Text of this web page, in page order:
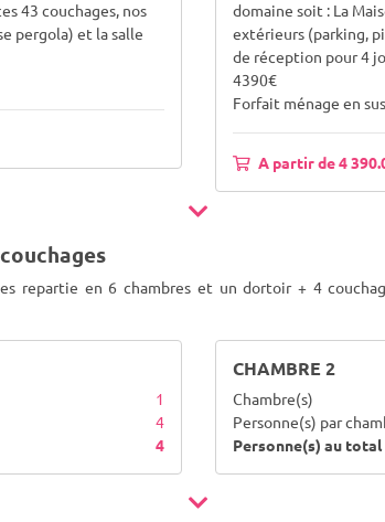
43 couchages, nos
pergola) et la salle
domaine soit : La
extérieurs (parking,
de réception pour 4
4390€
Forfait ménage en
A partir de 4
repartie en 6 chambres et un dortoir + 4
1
4
4
CHAMBRE 2
Chambre(s)
Personne(s) par
Personne(s) au total